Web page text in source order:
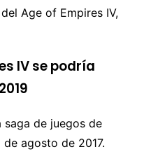
Age of Empires IV,
IV se podría
de juegos de
agosto de 2017.